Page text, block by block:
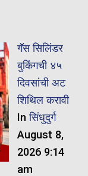
गॅस सिलिंडर
बुकिंगची ४५
दिवसांची अट
शिथिल करावी
Inसिंधुदुर्ग
August 8,
2026 9:14
am